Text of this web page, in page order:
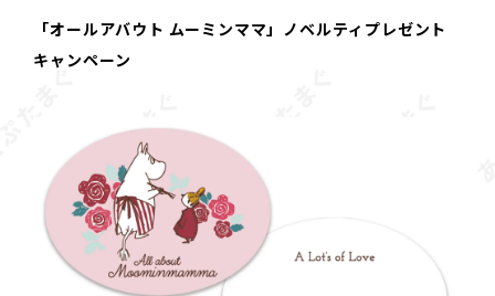
「オールアバウト ムーミンママ」ノベルティプレゼント
キャンペーン